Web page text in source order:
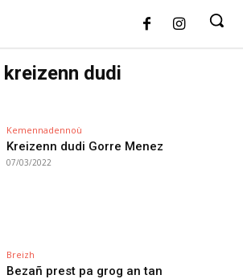
kreizenn dudi
Kemennadennoù
Kreizenn dudi Gorre Menez
07/03/2022
Breizh
Bezañ prest pa grog an tan